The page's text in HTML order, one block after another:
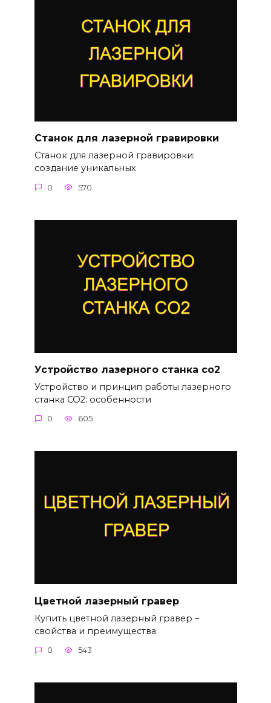
Станок для лазерной гравировки
Станок для лазерной гравировки:
создание уникальных
0 570
Устройство лазерного станка co2
Устройство и принцип работы лазерного
станка CO2: особенности
0 605
Цветной лазерный гравер
Купить цветной лазерный гравер –
свойства и преимущества
0 543